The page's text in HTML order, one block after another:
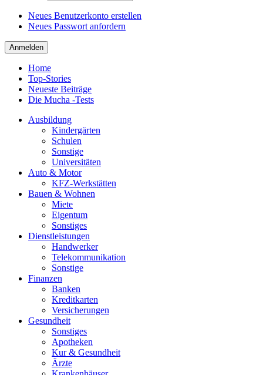
Neues Benutzerkonto erstellen
Neues Passwort anfordern
Home
Top-Stories
Neueste Beiträge
Die Mucha -Tests
Ausbildung
Kindergärten
Schulen
Sonstige
Universitäten
Auto & Motor
KFZ-Werkstätten
Bauen & Wohnen
Miete
Eigentum
Sonstiges
Dienstleistungen
Handwerker
Telekommunikation
Sonstige
Finanzen
Banken
Kreditkarten
Versicherungen
Gesundheit
Sonstiges
Apotheken
Kur & Gesundheit
Ärzte